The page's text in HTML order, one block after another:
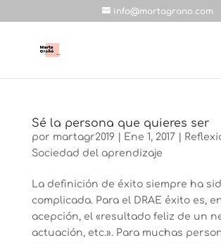
info@martagrano.com
Sé la persona que quieres ser
por martagr2019| Ene 1, 2017
Sociedad del aprendizaje
La definición de éxito siempre ha
complicada. Para el DRAE éxito es,
acepción, el «resultado feliz de un
actuación, etc.». Para muchas